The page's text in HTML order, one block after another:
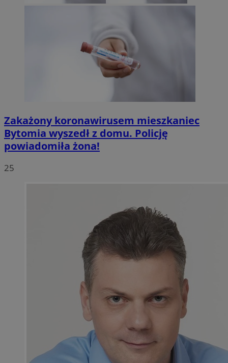
Zakażony koronawirusem mieszkaniec
Bytomia wyszedł z domu. Policję
powiadomiła żona!
25